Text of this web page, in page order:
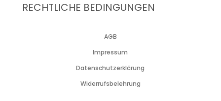
RECHTLICHE BEDINGUNGEN
AGB
Impressum
Datenschutzerklärung
Widerrufsbelehrung